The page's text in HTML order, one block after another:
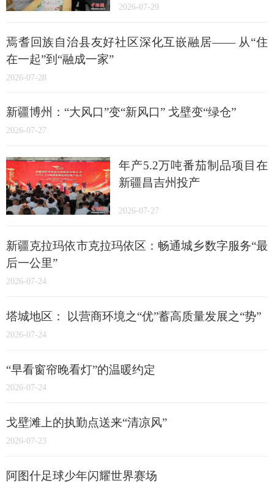
2026-07-29
焉耆回族自治县友好社区深化互嵌融居—— 从“住
在一起”到“融成一家”
2026-07-28
新疆博州：“大风口”变“新风口” 戈壁变“绿仓”
2026-07-27
年产5.2万吨番茄制品项目在
新疆昌吉州投产
2026-07-27
新疆克拉玛依市克拉玛依区：畅通城乡数字服务“最
后一公里”
2026-07-24
塔城地区： 以营商环境之“优”蓄高质量发展之“势”
2026-07-24
“早看窗帘晚看灯”的温暖约定
2026-07-24
戈壁滩上的执勤点送来“清凉风”
2026-07-23
阿图什足球少年闪耀世界赛场